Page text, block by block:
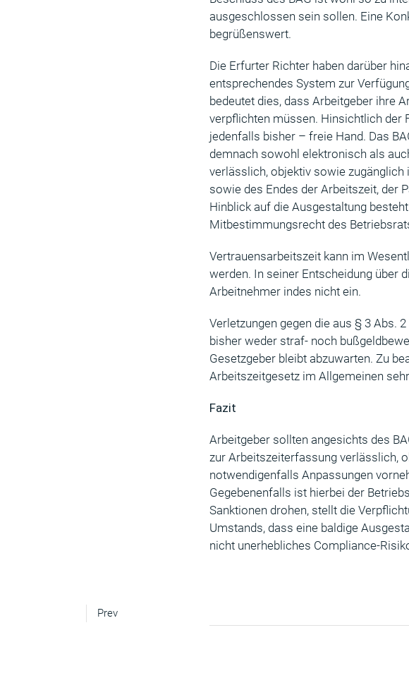
ausgeschlossen sein sollen. Eine
begrüßenswert.
Die Erfurter Richter haben darüber
entsprechendes System zur
bedeutet dies, dass Arbeitgeber ihre
verpflichten müssen. Hinsichtlich der
jedenfalls bisher – freie Hand. Das
demnach sowohl elektronisch als
verlässlich, objektiv sowie
sowie des Endes der Arbeitszeit, der
Hinblick auf die Ausgestaltung
Mitbestimmungsrecht des
Vertrauensarbeitszeit kann im
werden. In seiner Entscheidung über
Arbeitnehmer indes nicht ein.
Verletzungen gegen die aus § 3 Abs.
bisher weder straf- noch
Gesetzgeber bleibt abzuwarten. Zu
Arbeitszeitgesetz im Allgemeinen
Fazit
Arbeitgeber sollten angesichts des
zur Arbeitszeiterfassung verlässlich,
notwendigenfalls Anpassungen
Gegebenenfalls ist hierbei der
Sanktionen drohen, stellt die
Umstands, dass eine baldige
nicht unerhebliches Compliance-
Prev